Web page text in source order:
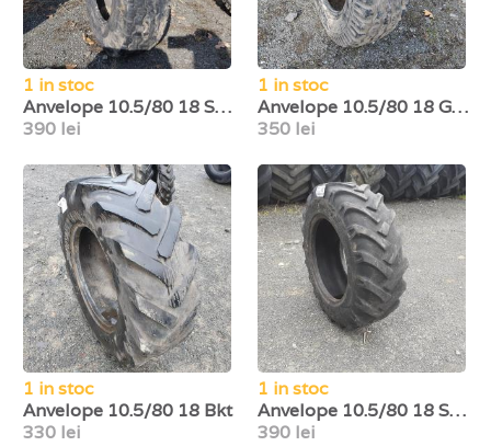
1 in stoc
Anvelope 10.5/80 18 Semperit
390 lei
1 in stoc
Anvelope 10.5/80 18 Goodyear
350 lei
1 in stoc
Anvelope 10.5/80 18 Bkt
330 lei
1 in stoc
Anvelope 10.5/80 18 Speedways
390 lei